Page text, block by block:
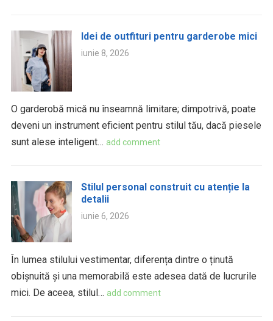
Idei de outfituri pentru garderobe mici
iunie 8, 2026
O garderobă mică nu înseamnă limitare; dimpotrivă, poate
deveni un instrument eficient pentru stilul tău, dacă piesele
sunt alese inteligent… add comment
Stilul personal construit cu atenție la
detalii
iunie 6, 2026
În lumea stilului vestimentar, diferența dintre o ținută
obișnuită și una memorabilă este adesea dată de lucrurile
mici. De aceea, stilul… add comment